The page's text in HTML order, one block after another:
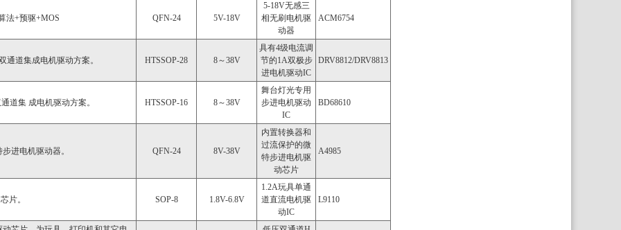
法+预驱+MOS QFN-24 5V-18V
5-18V无感三
相无刷电机驱
动器
ACM6754
通道集成电机驱动方案。 HTSSOP-28 8～38V
具有4级电流调
节的1A双极步
进电机驱动IC
DRV8812/DRV8813
道集 成电机驱动方案。 HTSSOP-16 8～38V
舞台灯光专用
步进电机驱动
IC
BD68610
进电机驱动器。 QFN-24 8V-38V
内置转换器和
过流保护的微
特步进电机驱
动芯片
A4985
片。 SOP-8 1.8V-6.8V
1.2A玩具单通
道直流电机驱
动IC
L9110